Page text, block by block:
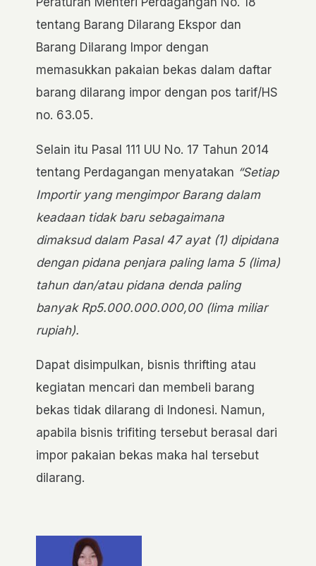
tentang Barang Dilarang Ekspor dan
Barang Dilarang Impor dengan
memasukkan pakaian bekas dalam daftar
barang dilarang impor dengan pos tarif/HS
no. 63.05.
Selain itu Pasal 111 UU No. 17 Tahun 2014
tentang Perdagangan menyatakan “Setiap
Importir yang mengimpor Barang dalam
keadaan tidak baru sebagaimana
dimaksud dalam Pasal 47 ayat (1) dipidana
dengan pidana penjara paling lama 5 (lima)
tahun dan/atau pidana denda paling
banyak Rp5.000.000.000,00 (lima miliar
rupiah).
Dapat disimpulkan, bisnis thrifting atau
kegiatan mencari dan membeli barang
bekas tidak dilarang di Indonesi. Namun,
apabila bisnis trifiting tersebut berasal dari
impor pakaian bekas maka hal tersebut
dilarang.